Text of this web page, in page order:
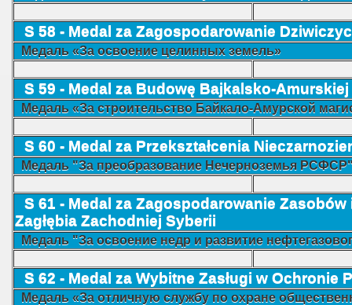
S 58 - Medal za Zagospodarowanie
Медаль «За освоение целинных земель»
S 59 - Medal za Budowę Bajkalsko-
Медаль «За строительство Байкало-Амурской
S 60 - Medal za Przekształcenia
Медаль "За преобразование Нечерноземья
S 61 - Medal za Zagospodarowanie
Zagłębia Zachodniej Syberii
Медаль "За освоение недр и развитие
S 62 - Medal za Wybitne Zasługi w Ochronie
Медаль «За отличную службу по охране